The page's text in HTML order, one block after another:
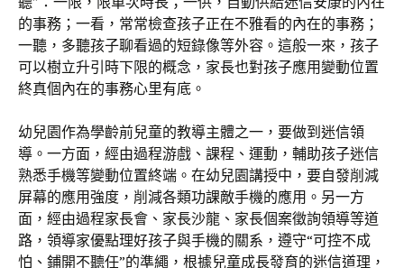
的事務；一看，常常檢查孩子正在不雅看的內在的事務；
一聽，多聽孩子聊看過的短錄像等外容。這般一來，孩子
可以樹立升引時下限的概念，家長也對孩子應用變動位置
終真個內在的事務心里有底。
幼兒園作為學齡前兒童的教導主體之一，要做到迷信領
導。一方面，經由過程游戲、課程、運動，輔助孩子迷信
熟悉手機等變動位置終端。在幼兒園講授中，要自發削減
屏幕的應用強度，削減各類功課敵手機的應用。另一方
面，經由過程家長會、家長沙龍、家長個案徵詢領導等道
路，領導家優點理好孩子與手機的關系，遵守“可控不成
怕、鋪開不聽任”的準繩，根據兒童成長發育的迷信道理，